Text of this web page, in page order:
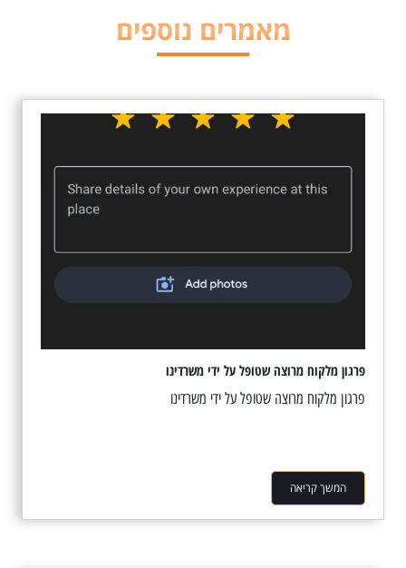
מאמרים נוספים
פרגון מלקוח מרוצה שטופל על ידי משרדינו
פרגון מלקוח מרוצה שטופל על ידי משרדינו
המשך קריאה